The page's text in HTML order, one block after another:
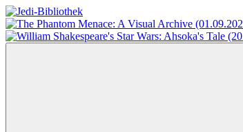
Zum
Inhalt
springen
Jedi-
Bibliothek
Das
Portal